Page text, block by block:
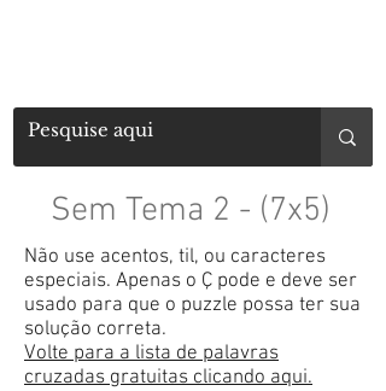
Sem Tema 2 - (7x5)
Não use acentos, til, ou caracteres
especiais. Apenas o Ç pode e deve ser
usado para que o puzzle possa ter sua
solução correta.
Volte para a lista de palavras
cruzadas gratuitas clicando aqui.